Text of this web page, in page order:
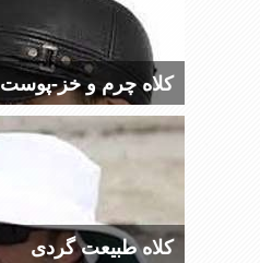
کلاه چرم و خز-پوست
کلاه طبیعت گردی